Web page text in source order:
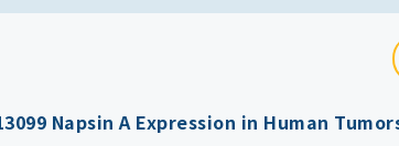
Napsin A Expression in Human